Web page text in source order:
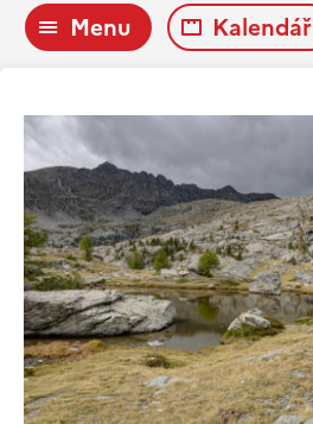
Menu Kalendář